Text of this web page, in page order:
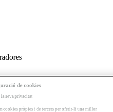
contractats
de cookies
la seva privacitat
cookies pròpies i de tercers per oferir-li una millor